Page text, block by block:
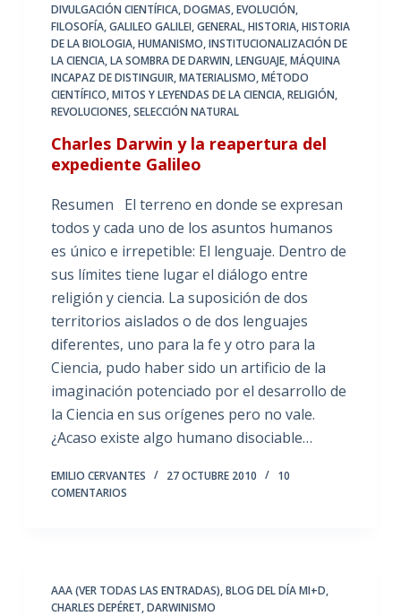
DIVULGACIÓN CIENTÍFICA,DOGMAS,EVOLUCIÓN,
FILOSOFÍA,GALILEO GALILEI,GENERAL,HISTORIA,HISTORIA
DE LA BIOLOGIA,HUMANISMO,INSTITUCIONALIZACIÓN DE
LA CIENCIA,LA SOMBRA DE DARWIN,LENGUAJE,MÁQUINA
INCAPAZ DE DISTINGUIR,MATERIALISMO,MÉTODO
CIENTÍFICO,MITOS Y LEYENDAS DE LA CIENCIA,RELIGIÓN,
REVOLUCIONES,SELECCIÓN NATURAL
Charles Darwin y la reapertura del
expediente Galileo
Resumen El terreno en donde se expresan
todos y cada uno de los asuntos humanos
es único e irrepetible: El lenguaje. Dentro de
sus límites tiene lugar el diálogo entre
religión y ciencia. La suposición de dos
territorios aislados o de dos lenguajes
diferentes, uno para la fe y otro para la
Ciencia, pudo haber sido un artificio de la
imaginación potenciado por el desarrollo de
la Ciencia en sus orígenes pero no vale.
¿Acaso existe algo humano disociable…
EMILIO CERVANTES 27 OCTUBRE 2010
10
COMENTARIOS
AAA (VER TODAS LAS ENTRADAS),BLOG DEL DÍA MI+D,
CHARLES DEPÉRET,DARWINISMO